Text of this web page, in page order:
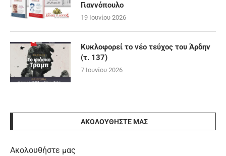
Γιαννόπουλο
19 Ιουνίου 2026
Κυκλοφορεί το νέο τεύχος του Άρδην
(τ. 137)
7 Ιουνίου 2026
ΑΚΟΛΟΥΘΉΣΤΕ ΜΑΣ
Ακολουθήστε μας